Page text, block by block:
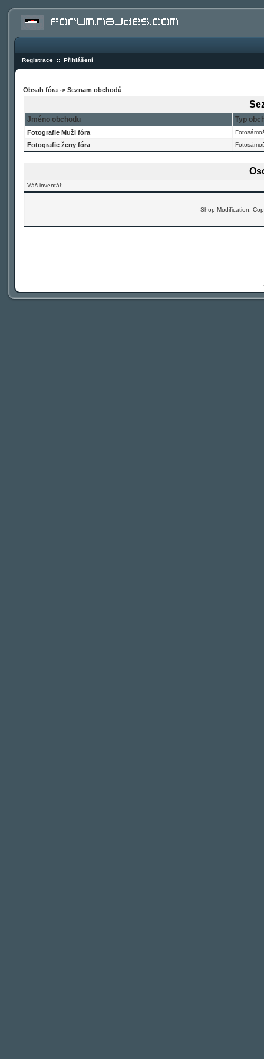
Registrace :: Přihlášení
Obsah fóra -> Seznam obchodů
Jméno obchodu Typ
Fotografie Muži fóra
Fotografie ženy fóra
Váš inventář
Shop Modification: